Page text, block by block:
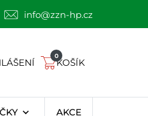
info@zzn-hp.cz
0
KOŠÍK
AKCE